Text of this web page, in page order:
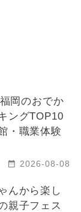
岡のおでか
ングTOP10
・職業体験
2026-08-08
んから楽し
親子フェス